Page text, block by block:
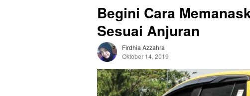
Begini Cara
Sesuai Anjuran
Firdhia Azzahra
Oktober 14, 2019